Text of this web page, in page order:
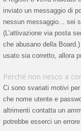
inviato un messaggio di
nessun messaggio... sei
(L’attivazione via posta
che abusano della
usato sia corretto, allora
Perché non riesco a
Ci sono svariati motivi
che nome utente e
altrimenti contatta un
potrebbe esserci un